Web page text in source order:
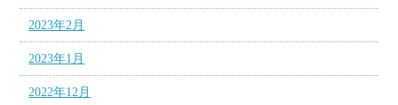
2023年2月
2023年1月
2022年12月